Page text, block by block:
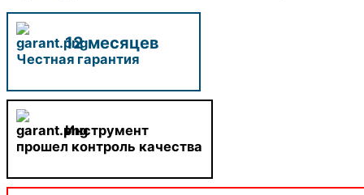
12 месяцев
Честная гарантия
Инструмент
прошел контроль качества